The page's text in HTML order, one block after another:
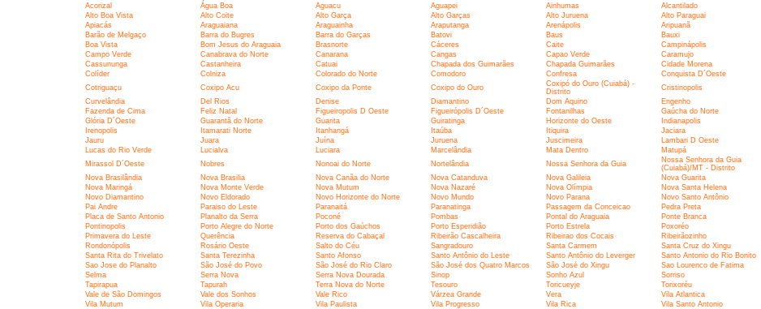
Acorizal Água Boa Aguacu Aguapei Ainhumas Alcantilado
Alto Boa Vista
Alto Coite Alto Garça Alto Garças Alto Juruena Alto Paraguai
Apiacás
Araguaiana Araguainha Araputanga Arenápolis Aripuanã
Barão de Melgaço
Barra do Bugres Barra do Garças Batovi Baus Bauxi
Boa Vista
Bom Jesus do Araguaia Brasnorte Cáceres Caite Campinápolis
Campo Verde
Canabrava do Norte Canarana Cangas Capao Verde Caramujo
Cassununga
Castanheira Catuai Chapada dos Guimarães Chapada Guimarães Cidade Morena
Colíder
Colniza Colorado do Norte Comodoro Confresa Conquista D´Oeste
Cotriguaçu
Coxipo Acu Coxipo da Ponte Coxipo do Ouro
Coxipó do Ouro (Cuiabá) -
Distrito
Cristinopolis
Curvelândia
Del Rios Denise Diamantino Dom Aquino Engenho
Fazenda de Cima
Feliz Natal Figueiropolis D Oeste Figueirópolis D´Oeste Fontanilhas Gaúcha do Norte
Glória D´Oeste
Guarantã do Norte Guarita Guiratinga Horizonte do Oeste Indianapolis
Irenopolis
Itamarati Norte Itanhangá Itaúba Itiquira Jaciara
Jauru
Juara Juína Juruena Juscimeira Lambari D Oeste
Lucas do Rio Verde
Lucialva Luciara Marcelândia Mata Dentro Matupá
Mirassol D´Oeste
Nobres Nonoai do Norte Nortelândia Nossa Senhora da Guia
Nossa Senhora da Guia
(Cuiabá)/MT - Distrito
Nova Brasilândia
Nova Brasilia Nova Canãa do Norte Nova Catanduva Nova Galileia Nova Guarita
Nova Maringá
Nova Monte Verde Nova Mutum Nova Nazaré Nova Olímpia Nova Santa Helena
Novo Diamantino
Novo Eldorado Novo Horizonte do Norte Novo Mundo Novo Parana Novo Santo Antônio
Pai Andre
Paraiso do Leste Paranaitá Paranatinga Passagem da Conceicao Pedra Preta
Placa de Santo Antonio
Planalto da Serra Poconé Pombas Pontal do Araguaia Ponte Branca
Pontinopolis
Porto Alegre do Norte Porto dos Gaúchos Porto Esperidião Porto Estrela Poxoréo
Primavera do Leste
Querência Reserva do Cabaçal Ribeirão Cascalheira Ribeirao dos Cocais Ribeirãozinho
Rondonópolis
Rosário Oeste Salto do Céu Sangradouro Santa Carmem Santa Cruz do Xingu
Santa Rita do Trivelato
Santa Terezinha Santo Afonso Santo Antônio do Leste Santo Antônio do Leverger Santo Antonio do Rio Bonito
Sao Jose do Planalto
São José do Povo São José do Rio Claro São José dos Quatro Marcos São José do Xingu Sao Lourenco de Fatima
Selma
Serra Nova Serra Nova Dourada Sinop Sonho Azul Sorriso
Tapirapua
Tapurah Terra Nova do Norte Tesouro Toricueyje Torixoréu
Vale de São Domingos
Vale dos Sonhos Vale Rico Várzea Grande Vera Vila Atlantica
Vila Mutum
Vila Operaria Vila Paulista Vila Progresso Vila Rica Vila Santo Antonio